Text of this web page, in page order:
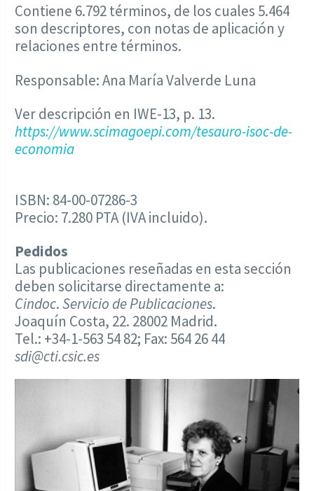
Contiene 6.792 términos, de los cuales 5.464
son descriptores, con notas de aplicación y
relaciones entre términos.
Responsable: Ana María Valverde Luna
Ver descripción en IWE-13, p. 13.
https://www.scimagoepi.com/tesauro-isoc-de-
economia
ISBN: 84-00-07286-3
Precio: 7.280 PTA (IVA incluido).
Pedidos
Las publicaciones reseñadas en esta sección
deben solicitarse directamente a:
Cindoc.Servicio de Publicaciones.
Joaquín Costa, 22. 28002 Madrid.
Tel.: +34-1-563 54 82; Fax: 564 26 44
sdi@cti.csic.es